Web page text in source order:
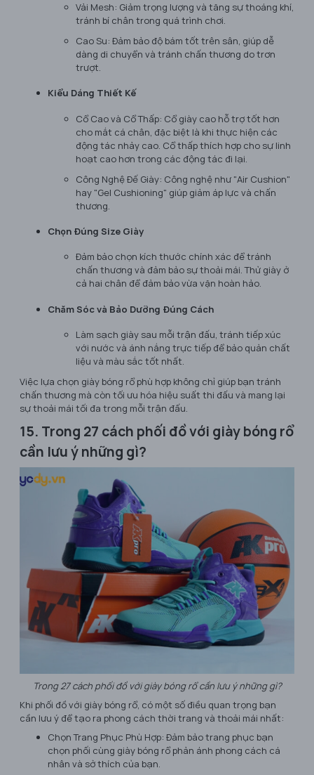
Vải Mesh: Giảm trọng lượng và tăng sự thoáng khí,
tránh bí chân trong quá trình chơi.
Cao Su: Đảm bảo độ bám tốt trên sân, giúp dễ
dàng di chuyển và tránh chấn thương do trơn
trượt.
Kiểu Dáng Thiết Kế
Cổ Cao và Cổ Thấp: Cổ giày cao hỗ trợ tốt hơn
cho mắt cá chân, đặc biệt là khi thực hiện các
động tác nhảy cao. Cổ thấp thích hợp cho sự linh
hoạt cao hơn trong các động tác đi lại.
Công Nghệ Đế Giày: Công nghệ như "Air Cushion"
hay "Gel Cushioning" giúp giảm áp lực và chấn
thương.
Chọn Đúng Size Giày
Đảm bảo chọn kích thước chính xác để tránh
chấn thương và đảm bảo sự thoải mái. Thử giày ở
cả hai chân để đảm bảo vừa vặn hoàn hảo.
Chăm Sóc và Bảo Dưỡng Đúng Cách
Làm sạch giày sau mỗi trận đấu, tránh tiếp xúc
với nước và ánh nắng trực tiếp để bảo quản chất
liệu và màu sắc tốt nhất.
Việc lựa chọn giày bóng rổ phù hợp không chỉ giúp bạn tránh
chấn thương mà còn tối ưu hóa hiệu suất thi đấu và mang lại
sự thoải mái tối đa trong mỗi trận đấu.
15. Trong 27 cách phối đồ với giày bóng rổ
cần lưu ý những gì?
Trong 27 cách phối đồ với giày bóng rổ cần lưu ý những gì?
Khi phối đồ với giày bóng rổ, có một số điều quan trọng bạn
cần lưu ý để tạo ra phong cách thời trang và thoải mái nhất:
Chọn Trang Phục Phù Hợp: Đảm bảo trang phục bạn
chọn phối cùng giày bóng rổ phản ánh phong cách cá
nhân và sở thích của bạn.